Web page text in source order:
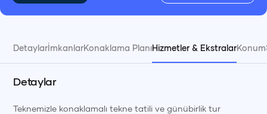
DetaylarİmkanlarKonaklama PlanıHizmetler & EkstralarKonum
Detaylar
Teknemizle konaklamalı tekne tatili ve günübirlik tur